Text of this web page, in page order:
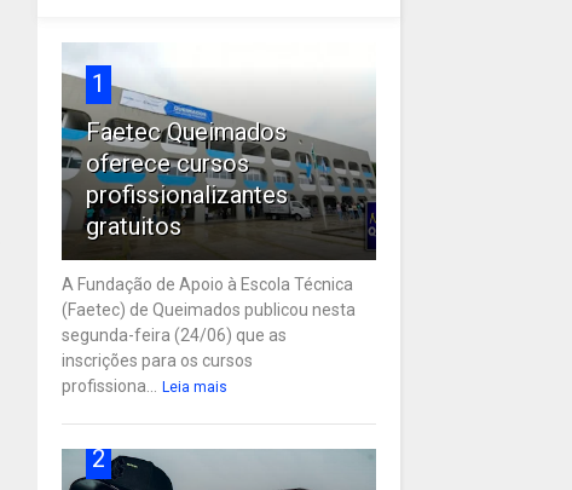
1
Faetec Queimados
oferece cursos
profissionalizantes
gratuitos
A Fundação de Apoio à Escola Técnica
(Faetec) de Queimados publicou nesta
segunda-feira (24/06) que as
inscrições para os cursos
profissiona...
Leia mais
2